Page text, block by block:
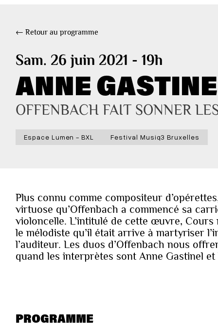
← Retour au programme
Sam. 26 juin 2021 - 19h
ANNE
OFFENBACH FAIT SONNER
Espace Lumen - BXL Festival Musiq3 Bruxelles
Plus connu comme compositeur
virtuose qu’Offenbach a commencé sa
violoncelle. L’intitulé de cette œuvre,
le mélodiste qu’il était arrive à martyriser
l’auditeur. Les duos d’Offenbach nous
quand les interprètes sont Anne Gastinel
PROGRAMME